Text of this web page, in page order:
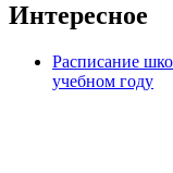
Интересное
Расписание
учебном году